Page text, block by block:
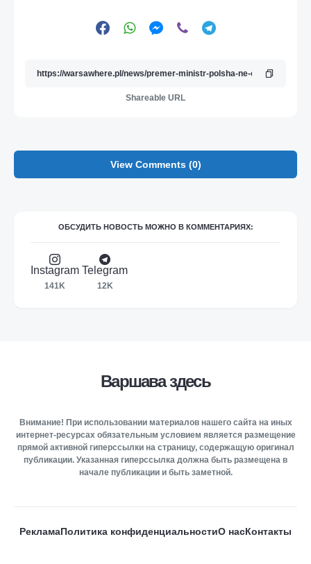
Shareable URL
View Comments (0)
ОБСУДИТЬ НОВОСТЬ МОЖНО В КОММЕНТАРИЯХ:
Instagram
141K
Telegram
12K
Варшава здесь
Внимание! При использовании материалов нашего сайта на иных
интернет-ресурсах обязательным условием является размещение
прямой активной гиперссылки на страницу, содержащую оригинал
публикации. Указанная гиперссылка должна быть размещена в
начале публикации и быть заметной.
РекламаПолитика конфиденциальностиО насКонтакты